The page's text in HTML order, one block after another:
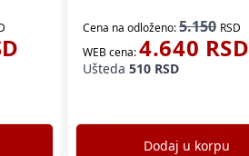
Cena na odloženo:5.150 RSD
WEB cena:4.640 RSD
Ušteda 510 RSD
Dodaj u korpu